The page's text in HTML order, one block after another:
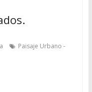
Paisaje Urbano -